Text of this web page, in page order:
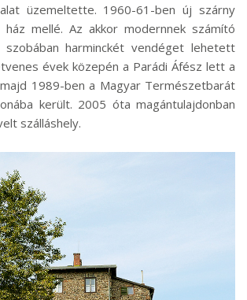
üzemeltette. 1960-61-ben új szárny
mellé. Az akkor modernnek számító
szobában harminckét vendéget lehetett
évek közepén a Parádi Áfész lett a
1989-ben a Magyar Természetbarát
került. 2005 óta magántulajdonban
szálláshely.